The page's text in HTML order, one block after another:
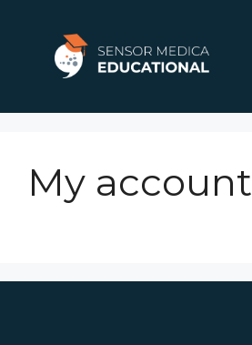
My account